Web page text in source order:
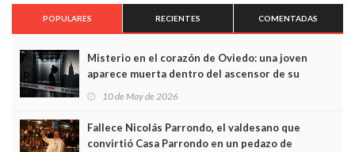
POPULARES RECIENTES COMENTADAS
Misterio en el corazón de Oviedo: una joven
aparece muerta dentro del ascensor de su
edificio y las cámaras captan sus últimos minutos
10 de May de 2026
Fallece Nicolás Parrondo, el valdesano que
convirtió Casa Parrondo en un pedazo de